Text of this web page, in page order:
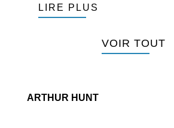
LIRE PLUS
VOIR TOUT
ARTHUR HUNT